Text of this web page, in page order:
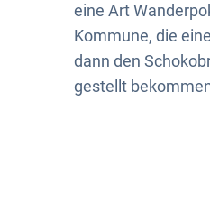
eine Art
Kommune, die
dann den
gestellt